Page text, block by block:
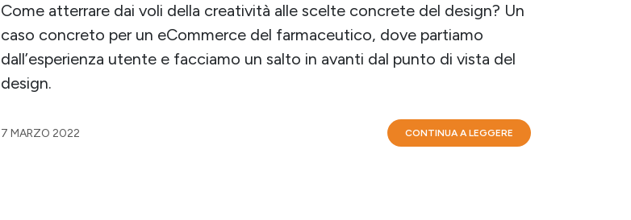
Come atterrare dai voli della creatività alle scelte concrete del design? Un
caso concreto per un eCommerce del farmaceutico, dove partiamo
dall’esperienza utente e facciamo un salto in avanti dal punto di vista del
design.
7 MARZO 2022 CONTINUA A LEGGERE